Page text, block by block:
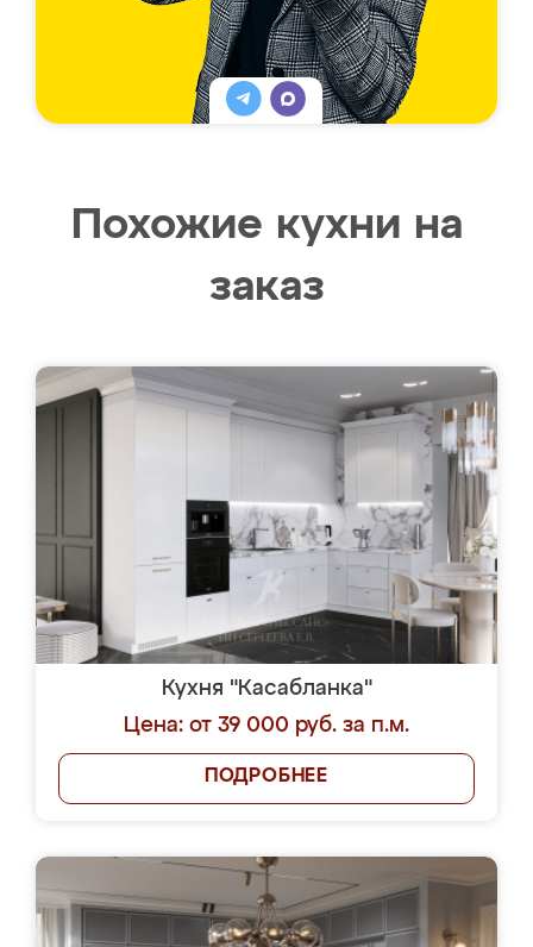
Похожие кухни на
заказ
Кухня "Касабланка"
Цена: от 39 000 руб. за п.м.
ПОДРОБНЕЕ